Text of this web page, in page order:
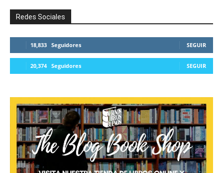
Redes Sociales
18,833 Seguidores SEGUIR
20,374 Seguidores SEGUIR